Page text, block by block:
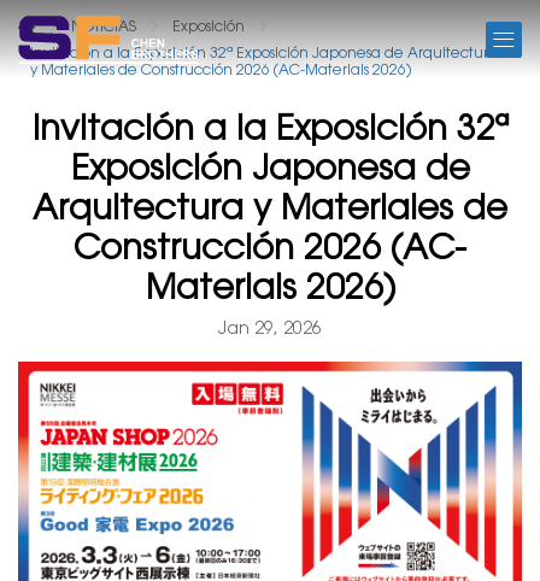
NOTICIAS
Exposición
Invitación a la Exposición 32ª Exposición Japonesa de Arquitectura
y Materiales de Construcción 2026 (AC-Materials 2026)
Invitación a la Exposición 32ª
Exposición Japonesa de
Arquitectura y Materiales de
Construcción 2026 (AC-
Materials 2026)
Jan 29, 2026